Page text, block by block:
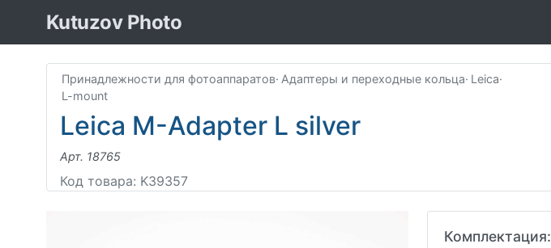
Kutuzov Photo
Принадлежности для фотоаппаратов· Адаптеры и переходные кольца· Leica·
L-mount
Leica M-Adapter L silver
Арт. 18765
Код товара: K39357
Комплектация: